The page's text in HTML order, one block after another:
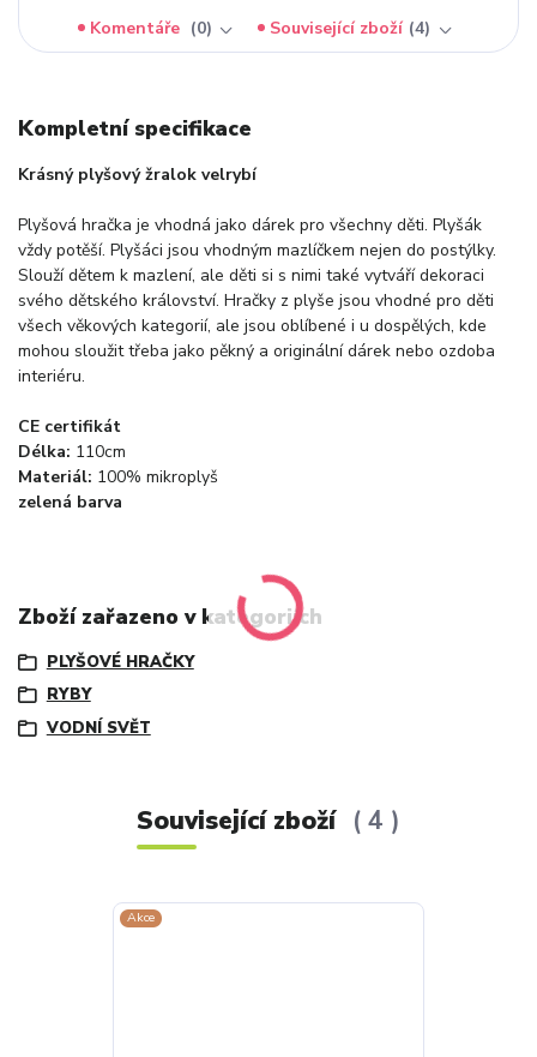
Komentáře
0 Související zboží 4
Kompletní specifikace
Krásný plyšový žralok velrybí
Plyšová hračka je vhodná jako dárek pro všechny děti. Plyšák
vždy potěší. Plyšáci jsou vhodným mazlíčkem nejen do postýlky.
Slouží dětem k mazlení, ale děti si s nimi také vytváří dekoraci
svého dětského království. Hračky z plyše jsou vhodné pro děti
všech věkových kategorií, ale jsou oblíbené i u dospělých, kde
mohou sloužit třeba jako pěkný a originální dárek nebo ozdoba
interiéru.
CE certifikát
Délka: 110cm
Materiál: 100% mikroplyš
zelená barva
Zboží zařazeno v kategoriích
PLYŠOVÉ HRAČKY
RYBY
VODNÍ SVĚT
Související zboží 4
Akce